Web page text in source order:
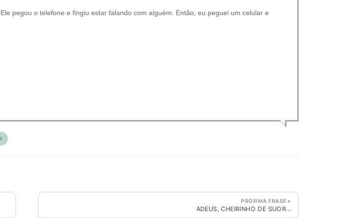
pegou o telefone e fingiu estar falando com alguém. Então, eu peguei um celular e
PRÓXIMA FRASE »
ADEUS, CHEIRINHO DE SUOR...